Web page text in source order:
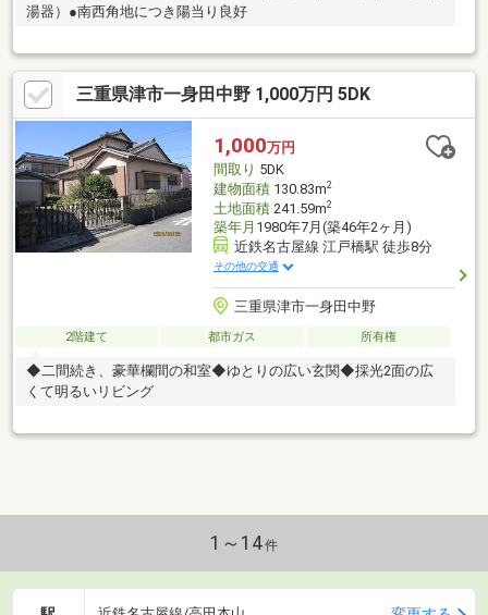
湯器）●南西角地につき陽当り良好
三重県津市一身田中野 1,000万円 5DK
1,000万円
間取り 5DK
建物面積130.83m2
土地面積241.59m2
築年月 1980年7月(築46年2ヶ月)
近鉄名古屋線 江戸橋駅 徒歩8分
その他の交通
三重県津市一身田中野
2階建て 都市ガス 所有権
◆二間続き、豪華欄間の和室◆ゆとりの広い玄関◆採光2面の広
くて明るいリビング
1～14件